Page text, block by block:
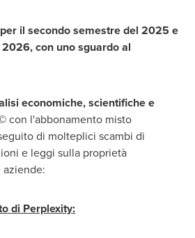
il secondo semestre del 2025 e
con uno sguardo al
economiche, scientifiche e
con l'abbonamento misto
di molteplici scambi di
e leggi sulla proprietà
di Perplexity: